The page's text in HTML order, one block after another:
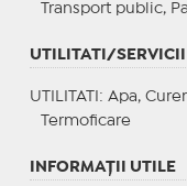
Transport public,
UTILITATI/SERVICII
UTILITATI : Apa,
Termoficare
INFORMAŢII UTILE